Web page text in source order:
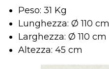
Peso: 31 Kg
Lunghezza: Ø 110 cm
Larghezza: Ø 110 cm
Altezza: 45 cm